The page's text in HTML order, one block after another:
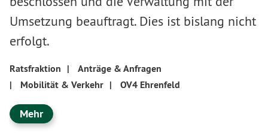
Umsetzung beauftragt. Dies ist bislang nicht
erfolgt.
Ratsfraktion |
Anträge & Anfragen
|
Mobilität & Verkehr | OV4 Ehrenfeld
Mehr